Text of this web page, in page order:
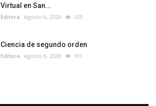
Virtual en San...
Editora Agosto 6, 2026 103
Ciencia de segundo orden
Editora Agosto 6, 2026 101